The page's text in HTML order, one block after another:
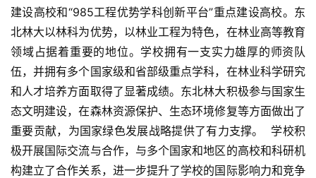
建设高校和“985工程优势学科创新平台”重点建设高校。东
北林大以林科为优势，以林业工程为特色，在林业高等教育
领域占据着重要的地位。学校拥有一支实力雄厚的师资队
伍，并拥有多个国家级和省部级重点学科，在林业科学研究
和人才培养方面取得了显著成绩。东北林大积极参与国家生
态文明建设，在森林资源保护、生态环境修复等方面做出了
重要贡献，为国家绿色发展战略提供了有力支撑。  学校积
极开展国际交流与合作，与多个国家和地区的高校和科研机
构建立了合作关系，进一步提升了学校的国际影响力和竞争